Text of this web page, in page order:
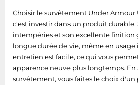
Choisir le survêtement Under Armour
c'est investir dans un produit durable.
intempéries et son excellente finition
longue durée de vie, même en usage
entretien est facile, ce qui vous
apparence neuve plus longtemps. En
survêtement, vous faites le choix